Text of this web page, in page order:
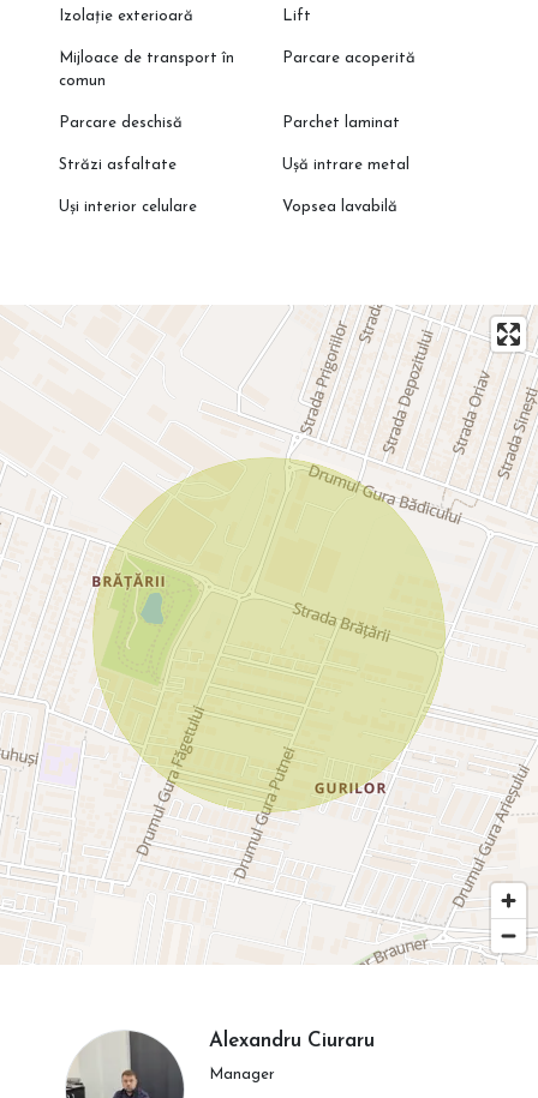
Izolație exterioară Lift
Mijloace de transport în
comun
Parcare acoperită
Parcare deschisă Parchet laminat
Străzi asfaltate Ușă intrare metal
Uși interior celulare Vopsea lavabilă
Alexandru Ciuraru
Manager